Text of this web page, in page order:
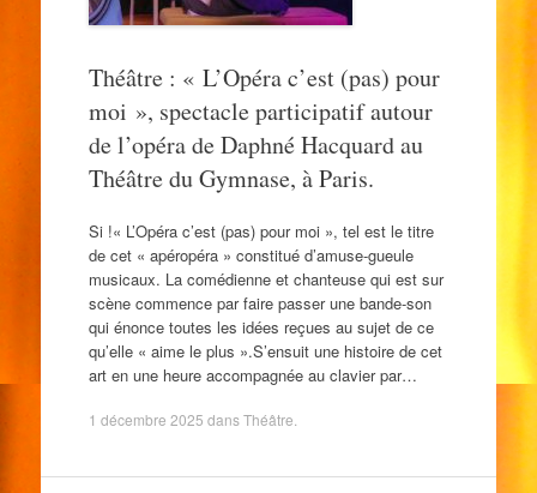
Théâtre : « L’Opéra c’est (pas) pour
moi », spectacle participatif autour
de l’opéra de Daphné Hacquard au
Théâtre du Gymnase, à Paris.
Si !« L’Opéra c’est (pas) pour moi », tel est le titre
de cet « apéropéra » constitué d’amuse-gueule
musicaux. La comédienne et chanteuse qui est sur
scène commence par faire passer une bande-son
qui énonce toutes les idées reçues au sujet de ce
qu’elle « aime le plus ».S’ensuit une histoire de cet
art en une heure accompagnée au clavier par…
1 décembre 2025 dansThéâtre